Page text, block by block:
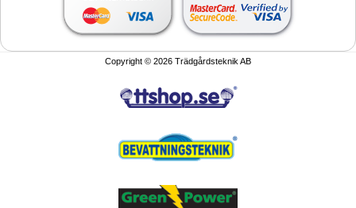
Copyright © 2026 Trädgårdsteknik AB